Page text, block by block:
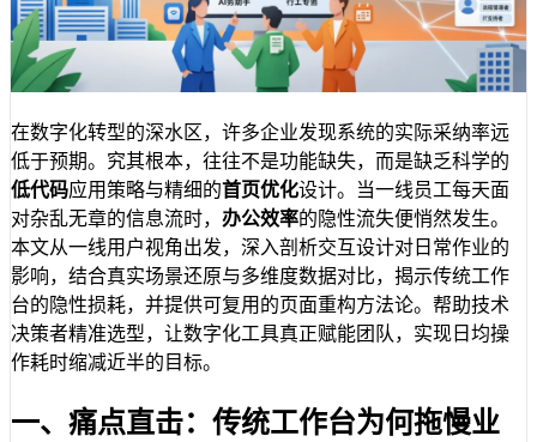
在数字化转型的深水区，许多企业发现系统的实际采纳率远
低于预期。究其根本，往往不是功能缺失，而是缺乏科学的
低代码应用策略与精细的首页优化设计。当一线员工每天面
对杂乱无章的信息流时， 办公效率的隐性流失便悄然发生。
本文从一线用户视角出发，深入剖析交互设计对日常作业的
影响，结合真实场景还原与多维度数据对比，揭示传统工作
台的隐性损耗，并提供可复用的页面重构方法论。帮助技术
决策者精准选型，让数字化工具真正赋能团队，实现日均操
作耗时缩减近半的目标。
一、痛点直击：传统工作台为何拖慢业